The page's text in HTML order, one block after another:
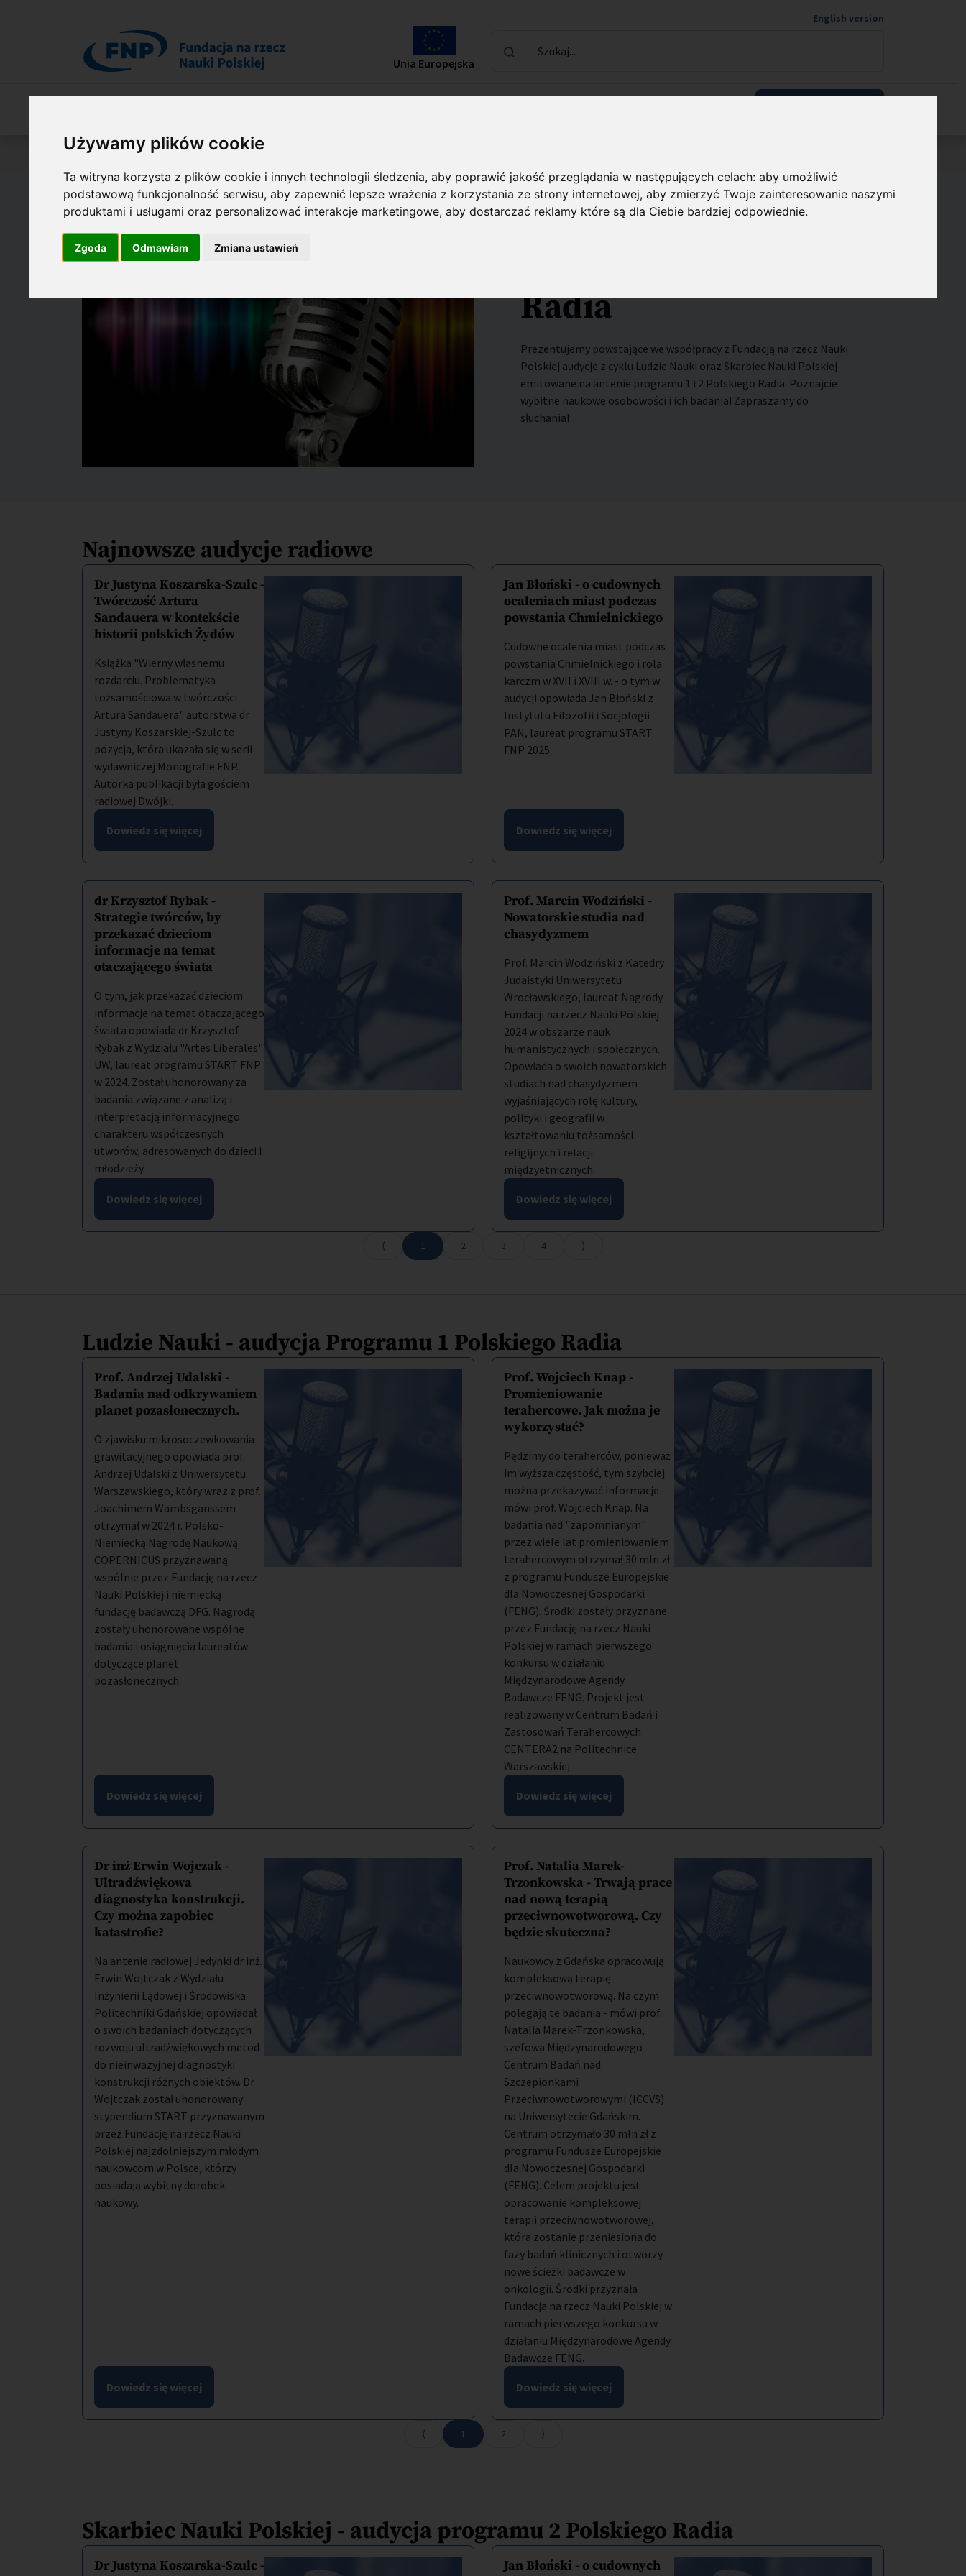
Używamy plików cookie
Ta witryna korzysta z plików cookie i innych technologii śledzenia, aby poprawić jakość przeglądania w następujących celach:aby umożliwić
podstawową funkcjonalność serwisu,aby zapewnić lepsze wrażenia z korzystania ze strony internetowej,aby zmierzyć Twoje zainteresowanie naszymi
produktami i usługami oraz personalizować interakcje marketingowe,aby dostarczać reklamy które są dla Ciebie bardziej odpowiednie.
Zgoda Odmawiam Zmiana ustawień
Unia Europejska
English version
Szukaj...
Jesteś tutaj:Audycje radiowe
Audycje w Jedynce i
Radia
Prezentujemy powstające we współpracy z Fundacją na rzecz Nauki
Polskiej audycje z cyklu Ludzie Nauki oraz Skarbiec Nauki Polskiej
emitowane na antenie programu 1 i 2 Polskiego Radia. Poznajcie
wybitne naukowe osobowości i ich badania! Zapraszamy do
słuchania!
Najnowsze audycje radiowe
Dr Justyna Koszarska-Szulc -
Twórczość Artura
Sandauera w kontekście
historii polskich Żydów
Książka "Wierny własnemu
rozdarciu. Problematyka
tożsamościowa w twórczości
Artura Sandauera" autorstwa dr
Justyny Koszarskiej-Szulc to
pozycja, która ukazała się w serii
wydawniczej Monografie FNP.
Autorka publikacji była gościem
radiowej Dwójki.
Dowiedz się więcej
Jan Błoński - o cudownych
ocaleniach miast podczas
powstania Chmielnickiego
Cudowne ocalenia miast podczas
powstania Chmielnickiego i rola
karczm w XVII i XVIII w. - o tym w
audycji opowiada Jan Błoński z
Instytutu Filozofii i Socjologii
PAN, laureat programu START
FNP 2025.
Dowiedz się więcej
dr Krzysztof Rybak -
Strategie twórców, by
przekazać dzieciom
informacje na temat
otaczającego świata
O tym, jak przekazać dzieciom
informacje na temat otaczającego
świata opowiada dr Krzysztof
Rybak z Wydziału "Artes Liberales"
UW, laureat programu START FNP
w 2024. Został uhonorowany za
badania związane z analizą i
interpretacją informacyjnego
charakteru współczesnych
utworów, adresowanych do dzieci i
młodzieży.
Dowiedz się więcej
Prof. Marcin Wodziński -
Nowatorskie studia nad
chasydyzmem
Prof. Marcin Wodziński z Katedry
Judaistyki Uniwersytetu
Wrocławskiego, laureat Nagrody
Fundacji na rzecz Nauki Polskiej
2024 w obszarze nauk
humanistycznych i społecznych.
Opowiada o swoich nowatorskich
studiach nad chasydyzmem
wyjaśniających rolę kultury,
polityki i geografii w
kształtowaniu tożsamości
religijnych i relacji
międzyetnicznych.
Dowiedz się więcej
1 2 3 4
Ludzie Nauki - audycja Programu 1 Polskiego Radia
Prof. Andrzej Udalski -
Badania nad odkrywaniem
planet pozasłonecznych.
O zjawisku mikrosoczewkowania
grawitacyjnego opowiada prof.
Andrzej Udalski z Uniwersytetu
Warszawskiego, który wraz z prof.
Joachimem Wambsganssem
otrzymał w 2024 r. Polsko-
Niemiecką Nagrodę Naukową
COPERNICUS przyznawaną
wspólnie przez Fundację na rzecz
Nauki Polskiej i niemiecką
fundację badawczą DFG. Nagrodą
zostały uhonorowane wspólne
badania i osiągnięcia laureatów
dotyczące planet
pozasłonecznych.
Dowiedz się więcej
Prof. Wojciech Knap -
Promieniowanie
terahercowe. Jak można je
wykorzystać?
Pędzimy do teraherców, ponieważ
im wyższa częstość, tym szybciej
można przekazywać informacje -
mówi prof. Wojciech Knap. Na
badania nad "zapomnianym"
przez wiele lat promieniowaniem
terahercowym otrzymał 30 mln zł
z programu Fundusze Europejskie
dla Nowoczesnej Gospodarki
(FENG). Środki zostały przyznane
przez Fundację na rzecz Nauki
Polskiej w ramach pierwszego
konkursu w działaniu
Międzynarodowe Agendy
Badawcze FENG. Projekt jest
realizowany w Centrum Badań i
Zastosowań Terahercowych
CENTERA2 na Politechnice
Warszawskiej.
Dowiedz się więcej
Dr inż Erwin Wojczak -
Ultradźwiękowa
diagnostyka konstrukcji.
Czy można zapobiec
katastrofie?
Na antenie radiowej Jedynki dr inż.
Erwin Wojtczak z Wydziału
Inżynierii Lądowej i Środowiska
Politechniki Gdańskiej opowiadał
o swoich badaniach dotyczących
rozwoju ultradźwiękowych metod
do nieinwazyjnej diagnostyki
konstrukcji różnych obiektów. Dr
Wojtczak został uhonorowany
stypendium START przyznawanym
przez Fundację na rzecz Nauki
Polskiej najzdolniejszym młodym
naukowcom w Polsce, którzy
posiadają wybitny dorobek
naukowy.
Dowiedz się więcej
Prof. Natalia Marek-
Trzonkowska - Trwają prace
nad nową terapią
przeciwnowotworową. Czy
będzie skuteczna?
Naukowcy z Gdańska opracowują
kompleksową terapię
przeciwnowotworową. Na czym
polegają te badania - mówi prof.
Natalia Marek-Trzonkowska,
szefowa Międzynarodowego
Centrum Badań nad
Szczepionkami
Przeciwnowotworowymi (ICCVS)
na Uniwersytecie Gdańskim.
Centrum otrzymało 30 mln zł z
programu Fundusze Europejskie
dla Nowoczesnej Gospodarki
(FENG). Celem projektu jest
opracowanie kompleksowej
terapii przeciwnowotworowej,
która zostanie przeniesiona do
fazy badań klinicznych i otworzy
nowe ścieżki badawcze w
onkologii. Środki przyznała
Fundacja na rzecz Nauki Polskiej w
ramach pierwszego konkursu w
działaniu Międzynarodowe Agendy
Badawcze FENG.
Dowiedz się więcej
1 2
Skarbiec Nauki Polskiej - audycja programu 2 Polskiego Radia
Dr Justyna Koszarska-Szulc -
Jan Błoński - o cudownych